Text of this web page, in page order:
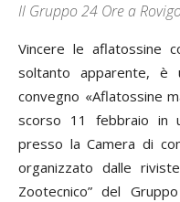
Il Gruppo 24 Ore a
Vincere le aflatossine
soltanto apparente, è
convegno «Aflatossine
scorso 11 febbraio in
presso la Camera di
organizzato dalle
Zootecnico” del